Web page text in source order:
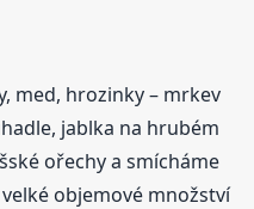
med, hrozinky – mrkev
jablka na hrubém
ořechy a smícháme
objemové množství